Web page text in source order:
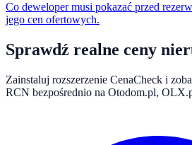
Co deweloper musi pokazać przed
jego cen ofertowych.
Sprawdź realne ceny
Zainstaluj rozszerzenie CenaCheck i
RCN bezpośrednio na Otodom.pl,